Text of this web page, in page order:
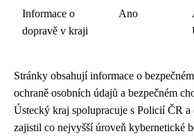
Informace o
dopravě v kraji
Ano
Stránky obsahují informace o
ochraně osobních údajů a bezpečném
Ústecký kraj spolupracuje s Policií ČR
zajistil co nejvyšší úroveň kybernetické